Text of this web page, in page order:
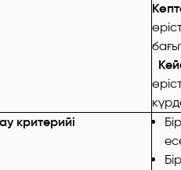
критерийі